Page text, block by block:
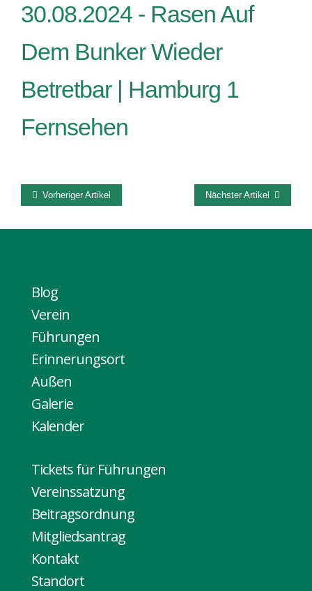
30.08.2024 - Rasen Auf
Dem Bunker Wieder
Betretbar | Hamburg 1
Fernsehen
Vorheriger Artikel Nächster Artikel
Blog
Verein
Führungen
Erinnerungsort
Außen
Galerie
Kalender
Tickets für Führungen
Vereinssatzung
Beitragsordnung
Mitgliedsantrag
Kontakt
Standort